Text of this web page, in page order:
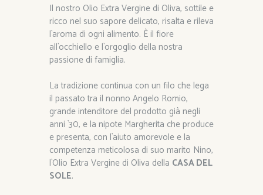
Il nostro Olio Extra Vergine di Oliva, sottile e
ricco nel suo sapore delicato, risalta e rileva
l`aroma di ogni alimento. È il fiore
all`occhiello e l`orgoglio della nostra
passione di famiglia.
La tradizione continua con un filo che lega
il passato tra il nonno Angelo Romio,
grande intenditore del prodotto già negli
anni `30, e la nipote Margherita che produce
e presenta, con l`aiuto amorevole e la
competenza meticolosa di suo marito Nino,
l`Olio Extra Vergine di Oliva della CASA DEL
SOLE.